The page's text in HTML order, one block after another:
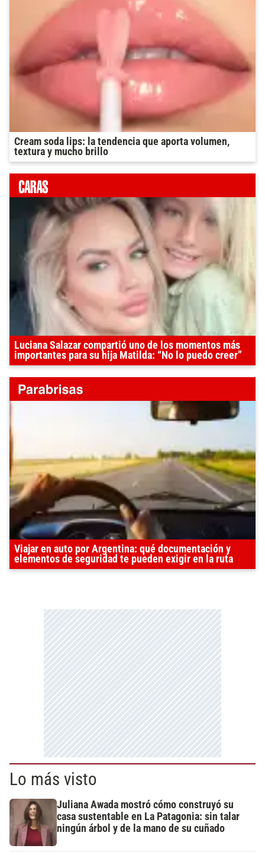
Cream soda lips: la tendencia que aporta volumen,
textura y mucho brillo
Luciana Salazar compartió uno de los momentos más
importantes para su hija Matilda: “No lo puedo creer”
Viajar en auto por Argentina: qué documentación y
elementos de seguridad te pueden exigir en la ruta
Lo más visto
Juliana Awada mostró cómo construyó su
casa sustentable en La Patagonia: sin talar
ningún árbol y de la mano de su cuñado